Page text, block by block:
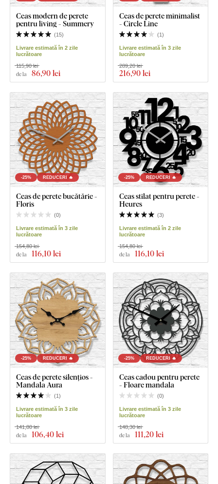
Ceas modern de perete
pentru living - Summery
(15)
Livrare estimată în 2 zile
lucrătoare
de la 86,90 lei
115,90 lei
Ceas de perete minimalist
- Circle Line
(1)
Livrare estimată în 3 zile
lucrătoare
216,90 lei
289,20 lei
-25% REDUCERI 🔥
Ceas de perete bucătărie -
Floris
(0)
Livrare estimată în 3 zile
lucrătoare
de la 116,10 lei
154,80 lei
-25% REDUCERI 🔥
Ceas stilat pentru perete -
Heures
(3)
Livrare estimată în 2 zile
lucrătoare
de la 116,10 lei
154,80 lei
-25% REDUCERI 🔥
Ceas de perete silențios -
Mandala Aura
(1)
Livrare estimată în 3 zile
lucrătoare
de la 106,40 lei
141,80 lei
-25% REDUCERI 🔥
Ceas cadou pentru perete
- Floare mandala
(0)
Livrare estimată în 3 zile
lucrătoare
de la 111,20 lei
148,30 lei